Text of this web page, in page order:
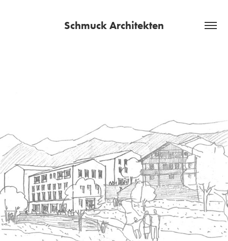
Schmuck Architekten